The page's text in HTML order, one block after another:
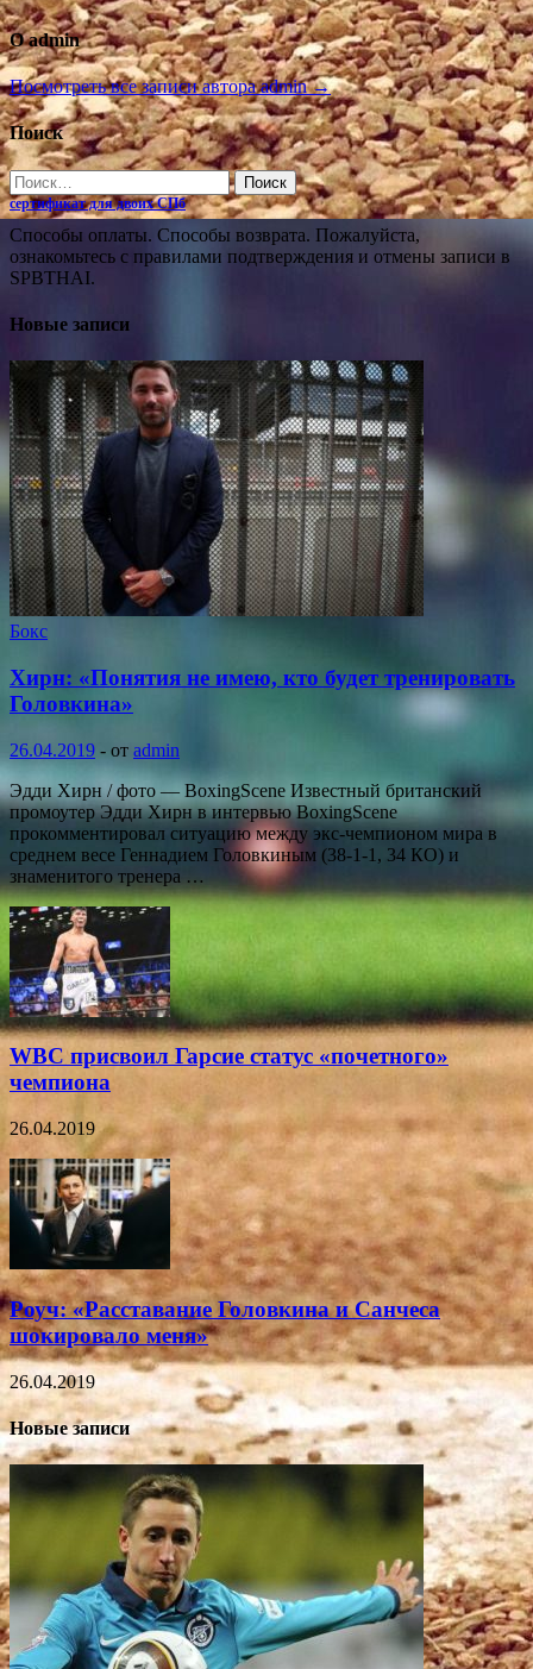
О admin
Посмотреть все записи автора admin →
Поиск
Найти:
сертификат для двоих СПб
Cпособы оплаты. Способы возврата. Пожалуйста,
ознакомьтесь с правилами подтверждения и отмены записи в
SPBTHAI.
Новые записи
Бокс
Хирн: «Понятия не имею, кто будет тренировать
Головкина»
26.04.2019 - от admin
Эдди Хирн / фото — BoxingScene Известный британский
промоутер Эдди Хирн в интервью BoxingScene
прокомментировал ситуацию между экс-чемпионом мира в
среднем весе Геннадием Головкиным (38-1-1, 34 КО) и
знаменитого тренера …
WBC присвоил Гарсие статус «почетного»
чемпиона
26.04.2019
Роуч: «Расставание Головкина и Санчеса
шокировало меня»
26.04.2019
Новые записи